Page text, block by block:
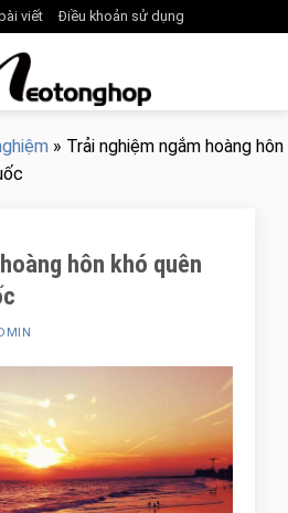
viết Điều khoản sử dụng
» Trải nghiệm ngắm hoàng hôn
hôn khó quên